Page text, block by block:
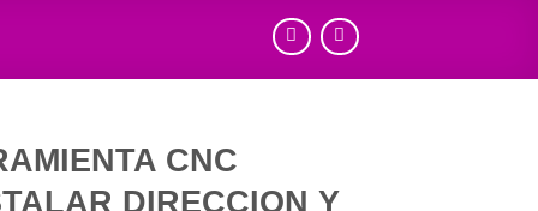
CNC
DIRECCION Y